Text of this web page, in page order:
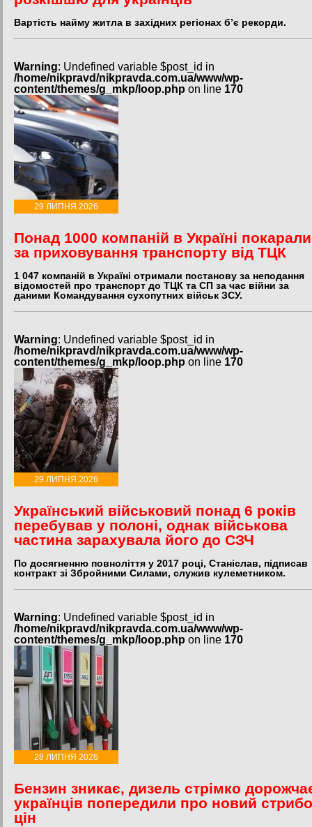
Вартість найму житла в західних регіонах б’є рекорди.
Warning: Undefined variable $post_id in
/home/nikpravd/nikpravda.com.ua/www/wp-
content/themes/g_mkp/loop.php on line 170
29 ЛИПНЯ 2026
Понад 1000 компаній в Україні покарали
за приховування транспорту від ТЦК
1 047 компаній в Україні отримали постанову за неподання
відомостей про транспорт до ТЦК та СП за час війни за
даними Командування сухопутних військ ЗСУ.
Warning: Undefined variable $post_id in
/home/nikpravd/nikpravda.com.ua/www/wp-
content/themes/g_mkp/loop.php on line 170
29 ЛИПНЯ 2026
Український військовий понад 6 років
перебував у полоні, однак військова
частина зарахувала його до СЗЧ
По досягненню повноліття у 2017 році, Станіслав, підписав
контракт зі Збройними Силами, служив кулеметником.
Warning: Undefined variable $post_id in
/home/nikpravd/nikpravda.com.ua/www/wp-
content/themes/g_mkp/loop.php on line 170
28 ЛИПНЯ 2026
Бензин зникає, дизель стрімко
українців попередили про новий
цін